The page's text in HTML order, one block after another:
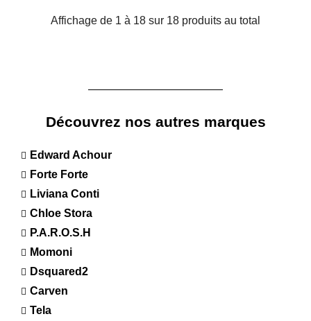
Affichage de 1 à 18 sur 18 produits au total
Découvrez nos autres marques
Edward Achour
Forte Forte
Liviana Conti
Chloe Stora
P.A.R.O.S.H
Momoni
Dsquared2
Carven
Tela